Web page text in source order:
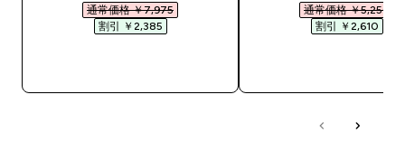
通常価格 ￥7,975‎
割引 ￥2,385‎
通常価格 ￥5,250‎
割引 ￥2,610‎